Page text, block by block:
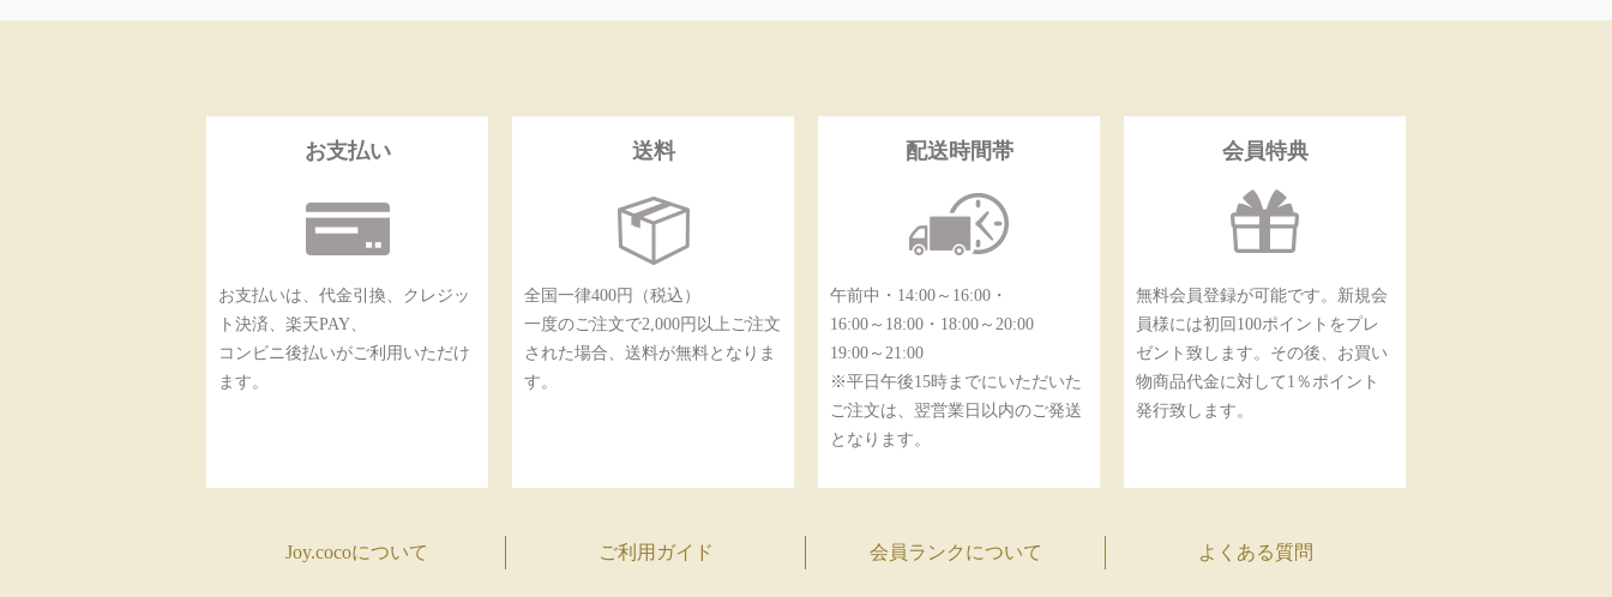
お支払い
お支払いは、代金引換、クレジッ
ト決済、楽天PAY、
コンビニ後払いがご利用いただけ
ます。
送料
全国一律400円（税込）
一度のご注文で2,000円以上ご注文
された場合、送料が無料となりま
す。
配送時間帯
午前中・14:00～16:00・
16:00～18:00・18:00～20:00
19:00～21:00
※平日午後15時までにいただいた
ご注文は、翌営業日以内のご発送
となります。
会員特典
無料会員登録が可能です。新規会
員様には初回100ポイントをプレ
ゼント致します。その後、お買い
物商品代金に対して1％ポイント
発行致します。
Joy.cocoについて ご利用ガイド 会員ランクについて よくある質問